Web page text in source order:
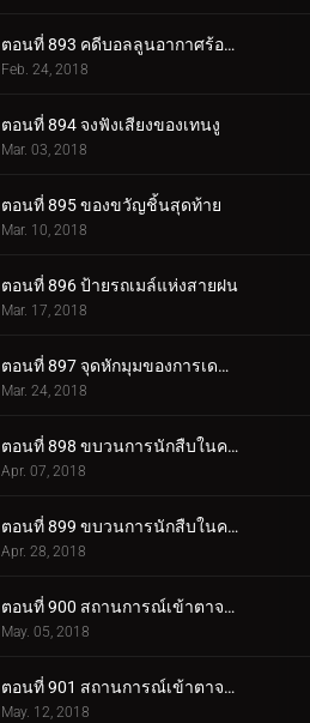
ตอนที่ 893 คดีบอลลูนอากาศร้อนปริศนา
Feb. 24, 2018
ตอนที่ 894 จงฟังเสียงของเทนงู
Mar. 03, 2018
ตอนที่ 895 ของขวัญชิ้นสุดท้าย
Mar. 10, 2018
ตอนที่ 896 ป้ายรถเมล์แห่งสายฝน
Mar. 17, 2018
ตอนที่ 897 จุดหักมุมของการเดทขับรถ
Mar. 24, 2018
ตอนที่ 898 ขบวนการนักสืบในความสับสน (ตอนแรก)
Apr. 07, 2018
ตอนที่ 899 ขบวนการนักสืบในความสับสน (ตอนจบ)
Apr. 28, 2018
ตอนที่ 900 สถานการณ์เข้าตาจนของโคนันในความมืด (ตอนแรก)
May. 05, 2018
ตอนที่ 901 สถานการณ์เข้าตาจนของโคนันในความมืด (ตอนจบ)
May. 12, 2018